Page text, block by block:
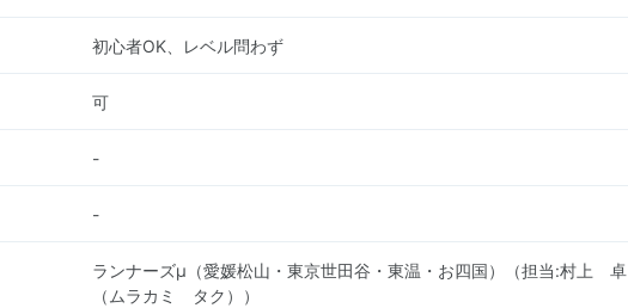
初心者OK、レベル問わず
可
-
-
ランナーズμ（愛媛松山・東京世田谷・東温・お四国）（担当:村上 卓
（ムラカミ タク））